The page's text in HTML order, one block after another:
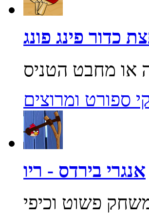
כדור פינג פונג
ספורט ומרוצים
אנגרי בירדס - ריו